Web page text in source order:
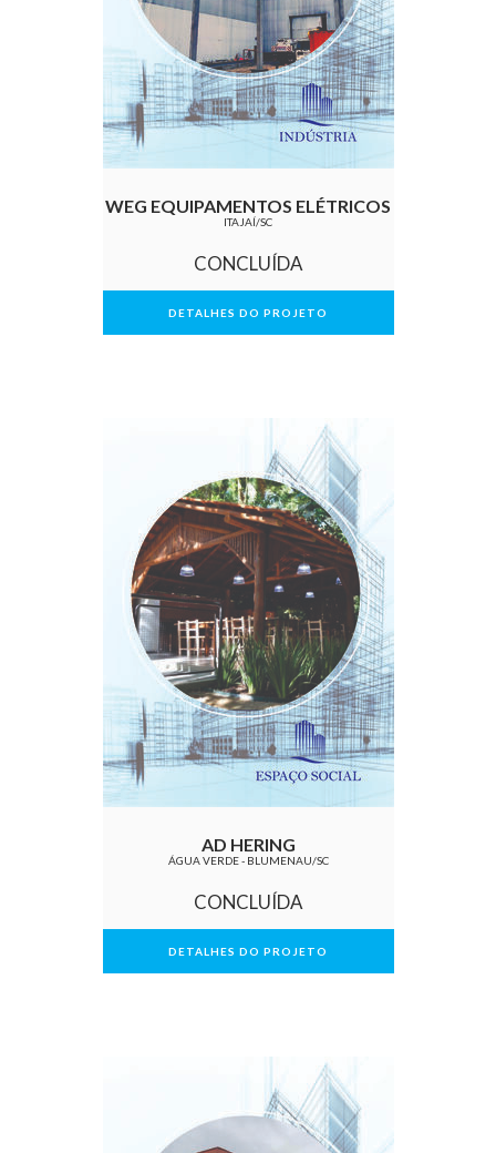
WEG EQUIPAMENTOS ELÉTRICOS
ITAJAÍ/SC
CONCLUÍDA
DETALHES DO PROJETO
AD HERING
ÁGUA VERDE - BLUMENAU/SC
CONCLUÍDA
DETALHES DO PROJETO